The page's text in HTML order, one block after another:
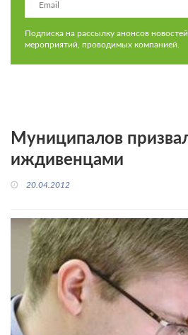
Подписка на рассылку анонсов
мероприятий, проводимых компанией.
Муниципалов
иждивенцами
20.04.2012